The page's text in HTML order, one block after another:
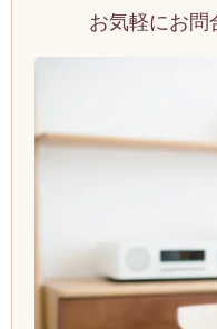
お気軽にお問